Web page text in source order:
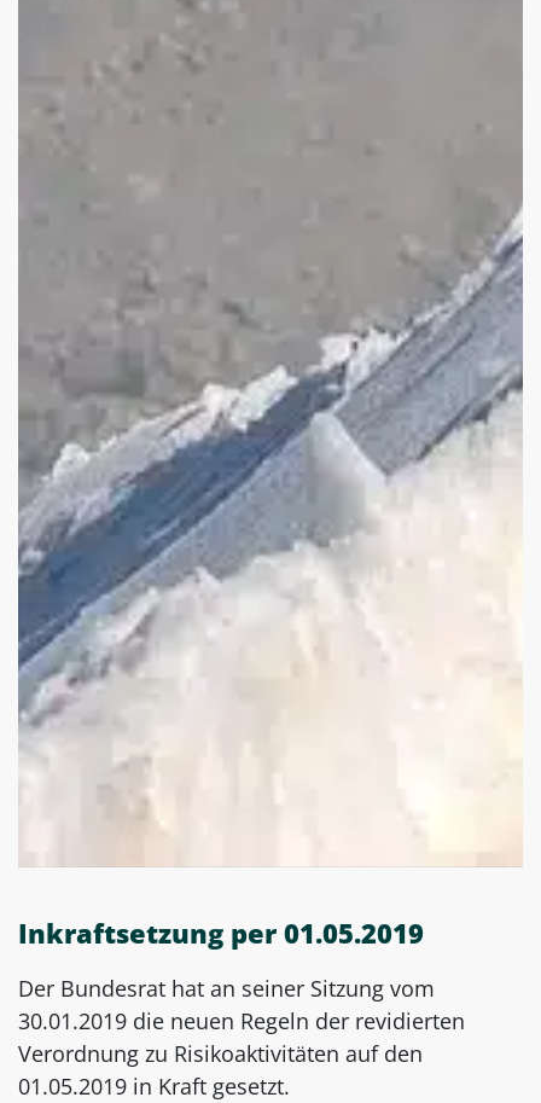
Inkraftsetzung per 01.05.2019
Der Bundesrat hat an seiner Sitzung vom
30.01.2019 die neuen Regeln der revidierten
Verordnung zu Risikoaktivitäten auf den
01.05.2019 in Kraft gesetzt.